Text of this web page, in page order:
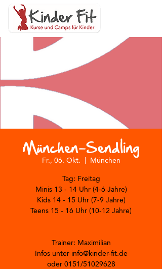
München-Sendling
Fr., 06. Okt. München
Tag: Freitag
Minis 13 - 14 Uhr (4-6 Jahre)
Kids 14 - 15 Uhr (7-9 Jahre)
Teens 15 - 16 Uhr (10-12 Jahre)
Trainer: Maximilian
Infos unter info@kinder-fit.de
oder 0151/51029628